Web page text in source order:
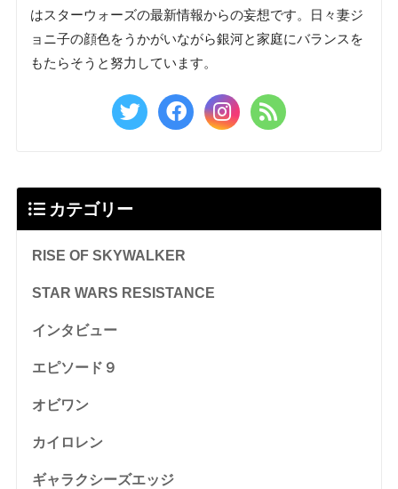
はスターウォーズの最新情報からの妄想です。日々妻ジ
ョニ子の顔色をうかがいながら銀河と家庭にバランスを
もたらそうと努力しています。
カテゴリー
RISE OF SKYWALKER
STAR WARS RESISTANCE
インタビュー
エピソード９
オビワン
カイロレン
ギャラクシーズエッジ